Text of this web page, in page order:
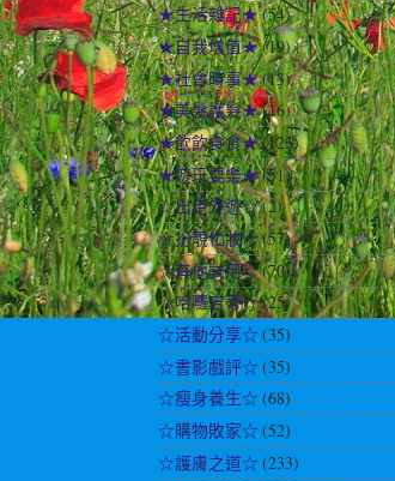
★生活雜記★(54)
★自我增值★(19)
★社會時事★(13)
★美髮護髮★(16)
★飲飲食食★(123)
★遊玩耍樂★(51)
☆出走外遊☆(2)
☆扮靚化妝☆(57)
☆其他試用☆(70)
☆哈囉吉蒂☆(25)
☆活動分享☆ (35)
☆書影戲評☆ (35)
☆瘦身養生☆ (68)
☆購物敗家☆ (52)
☆護膚之道☆ (233)